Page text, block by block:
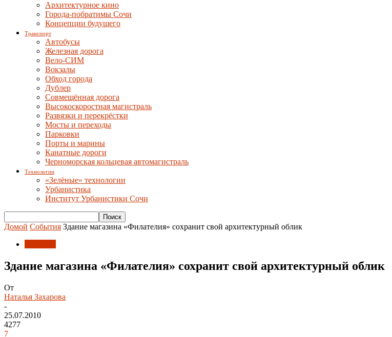
Архитектурное кино
Города-побратимы Сочи
Концепции будущего
Транспорт
Автобусы
Железная дорога
Вело-СИМ
Вокзалы
Обход города
Дублер
Совмещённая дорога
Высокоскоростная магистраль
Развязки и перекрёстки
Мосты и переходы
Парковки
Порты и марины
Канатные дороги
Черноморская кольцевая автомагистраль
Технологии
«Зелёные» технологии
Урбанистика
Институт Урбанистики Сочи
Домой События Здание магазина «Филателия» сохранит свой архитектурный облик
Здание магазина «Филателия» сохранит свой архитектурный облик
От
Наталья Захарова
-
25.07.2010
4277
7